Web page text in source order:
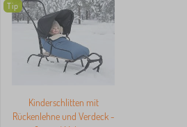
Tip
Kinderschlitten mit
Rückenlehne und Verdeck -